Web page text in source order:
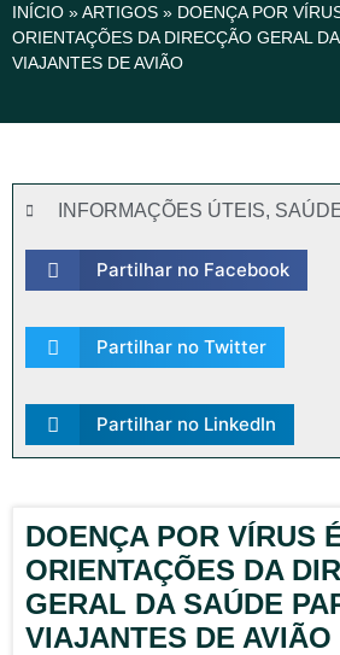
INÍCIO »ARTIGOS » DOENÇA POR
ORIENTAÇÕES DA DIRECÇÃO GERAL
VIAJANTES DE AVIÃO
INFORMAÇÕES ÚTEIS,
Partilhar no Facebook
Partilhar no Twitter
Partilhar no LinkedIn
DOENÇA POR VÍRUS
ORIENTAÇÕES DA
GERAL DA SAÚDE
VIAJANTES DE AVIÃO